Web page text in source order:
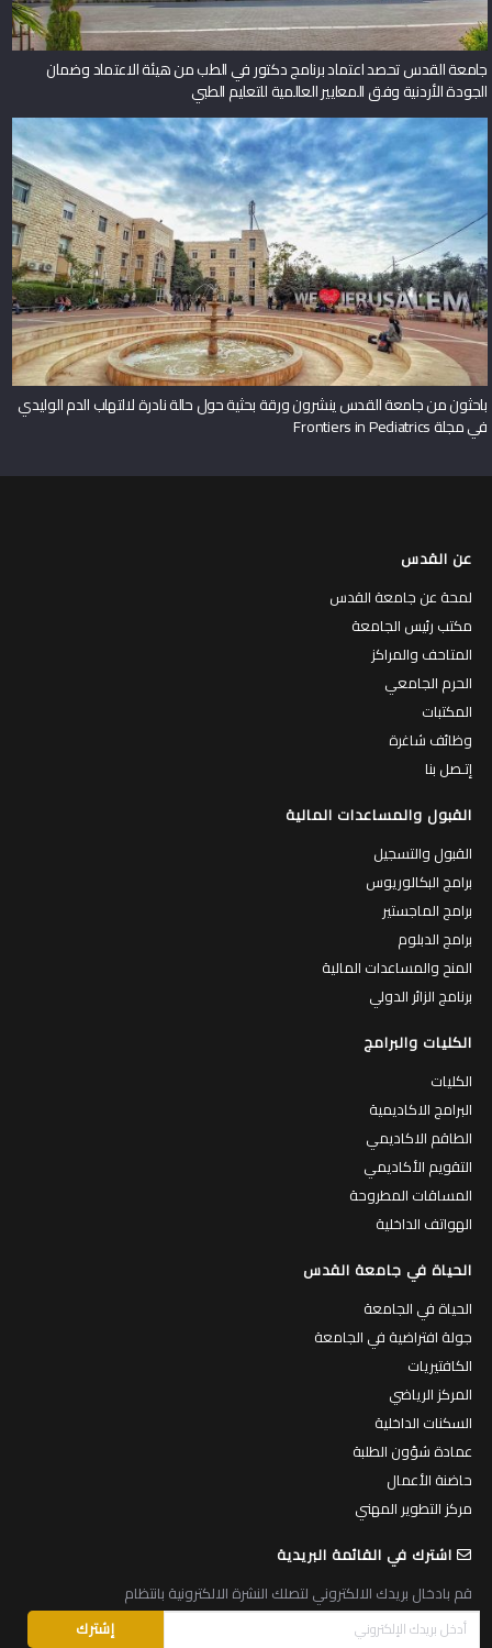
جامعة القدس تحصد اعتماد برنامج دكتور في الطب من هيئة الاعتماد وضمان
الجودة الأردنية وفق المعايير العالمية للتعليم الطبي
باحثون من جامعة القدس ينشرون ورقة بحثية حول حالة نادرة لالتهاب الدم الوليدي
في مجلة Frontiers in Pediatrics
عن القدس
لمحة عن جامعة القدس
مكتب رئيس الجامعة
المتاحف والمراكز
الحرم الجامعي
المكتبات
وظائف شاغرة
إتـصل بنا
القبول والمساعدات المالية
القبول والتسجيل
برامج البكالوريوس
برامج الماجستير
برامج الدبلوم
المنح والمساعدات المالية
برنامج الزائر الدولي
الكليات والبرامج
الكليات
البرامج الاكاديمية
الطاقم الاكاديمي
التقويم الأكاديمي
المساقات المطروحة
الهواتف الداخلية
الحياة في جامعة القدس
الحياة في الجامعة
جولة افتراضية في الجامعة
الكافتيريات
المركز الرياضي
السكنات الداخلية
عمادة شؤون الطلبة
حاضنة الأعمال
مركز التطوير المهني
اشترك في القائمة البريدية
قم بادخال بريدك الالكتروني لتصلك النشرة الالكترونية بانتظام